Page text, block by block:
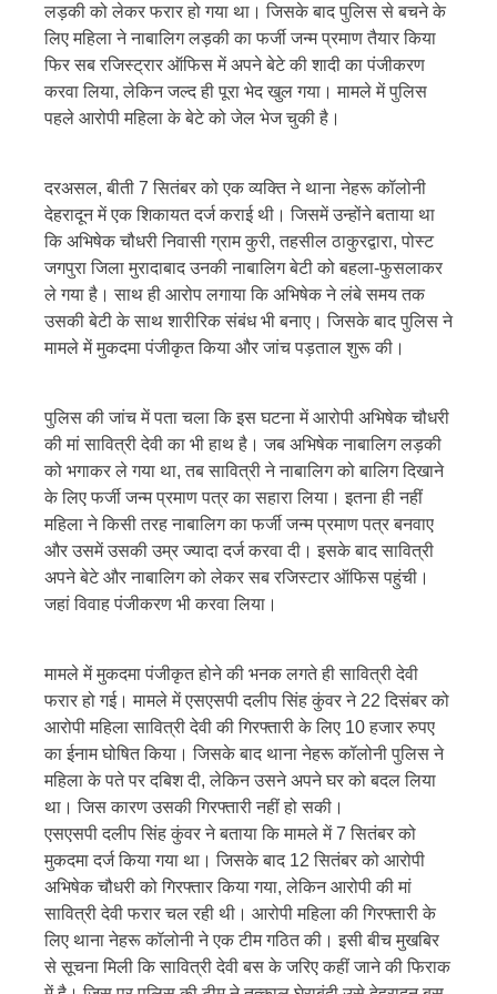
लड़की को लेकर फरार हो गया था। जिसके बाद पुलिस से बचने के
लिए महिला ने नाबालिग लड़की का फर्जी जन्म प्रमाण तैयार किया
फिर सब रजिस्ट्रार ऑफिस में अपने बेटे की शादी का पंजीकरण
करवा लिया, लेकिन जल्द ही पूरा भेद खुल गया। मामले में पुलिस
पहले आरोपी महिला के बेटे को जेल भेज चुकी है।
दरअसल, बीती 7 सितंबर को एक व्यक्ति ने थाना नेहरू कॉलोनी
देहरादून में एक शिकायत दर्ज कराई थी। जिसमें उन्होंने बताया था
कि अभिषेक चौधरी निवासी ग्राम कुरी, तहसील ठाकुरद्वारा, पोस्ट
जगपुरा जिला मुरादाबाद उनकी नाबालिग बेटी को बहला-फुसलाकर
ले गया है। साथ ही आरोप लगाया कि अभिषेक ने लंबे समय तक
उसकी बेटी के साथ शारीरिक संबंध भी बनाए। जिसके बाद पुलिस ने
मामले में मुकदमा पंजीकृत किया और जांच पड़ताल शुरू की।
पुलिस की जांच में पता चला कि इस घटना में आरोपी अभिषेक चौधरी
की मां सावित्री देवी का भी हाथ है। जब अभिषेक नाबालिग लड़की
को भगाकर ले गया था, तब सावित्री ने नाबालिग को बालिग दिखाने
के लिए फर्जी जन्म प्रमाण पत्र का सहारा लिया। इतना ही नहीं
महिला ने किसी तरह नाबालिग का फर्जी जन्म प्रमाण पत्र बनवाए
और उसमें उसकी उम्र ज्यादा दर्ज करवा दी। इसके बाद सावित्री
अपने बेटे और नाबालिग को लेकर सब रजिस्टार ऑफिस पहुंची।
जहां विवाह पंजीकरण भी करवा लिया।
मामले में मुकदमा पंजीकृत होने की भनक लगते ही सावित्री देवी
फरार हो गई। मामले में एसएसपी दलीप सिंह कुंवर ने 22 दिसंबर को
आरोपी महिला सावित्री देवी की गिरफ्तारी के लिए 10 हजार रुपए
का ईनाम घोषित किया। जिसके बाद थाना नेहरू कॉलोनी पुलिस ने
महिला के पते पर दबिश दी, लेकिन उसने अपने घर को बदल लिया
था। जिस कारण उसकी गिरफ्तारी नहीं हो सकी।
एसएसपी दलीप सिंह कुंवर ने बताया कि मामले में 7 सितंबर को
मुकदमा दर्ज किया गया था। जिसके बाद 12 सितंबर को आरोपी
अभिषेक चौधरी को गिरफ्तार किया गया, लेकिन आरोपी की मां
सावित्री देवी फरार चल रही थी। आरोपी महिला की गिरफ्तारी के
लिए थाना नेहरू कॉलोनी ने एक टीम गठित की। इसी बीच मुखबिर
से सूचना मिली कि सावित्री देवी बस के जरिए कहीं जाने की फिराक